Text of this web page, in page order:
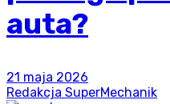
auta?
21 maja 2026
Redakcja SuperMechanik